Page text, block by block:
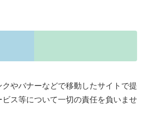
やバナーなどで移動したサイトで提
ス等について一切の責任を負いませ